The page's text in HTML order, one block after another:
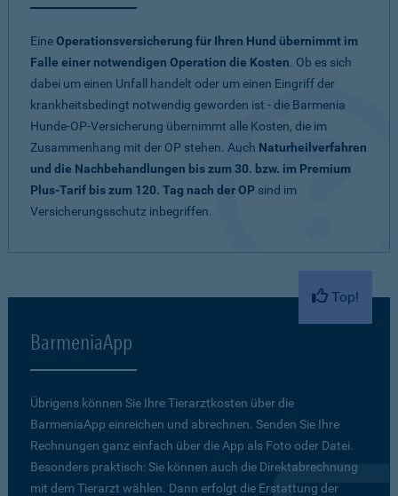
EineOperationsversicherung für Ihren Hund übernimmt im
Falle einer notwendigen Operation die Kosten. Ob es sich
dabei um einen Unfall handelt oder um einen Eingriff der
krankheitsbedingt notwendig geworden ist - die Barmenia
Hunde-OP-Versicherung übernimmt alle Kosten, die im
Zusammenhang mit der OP stehen. Auch Naturheilverfahren
und die Nachbehandlungen bis zum 30. bzw. im Premium
Plus-Tarif bis zum 120. Tag nach der OP sind im
Versicherungsschutz inbegriffen.
Top!
BarmeniaApp
Übrigens können Sie Ihre Tierarztkosten über die
BarmeniaApp einreichen und abrechnen. Senden Sie Ihre
Rechnungen ganz einfach über die App als Foto oder Datei.
Besonders praktisch: Sie können auch die Direktabrechnung
mit dem Tierarzt wählen. Dann erfolgt die Erstattung der